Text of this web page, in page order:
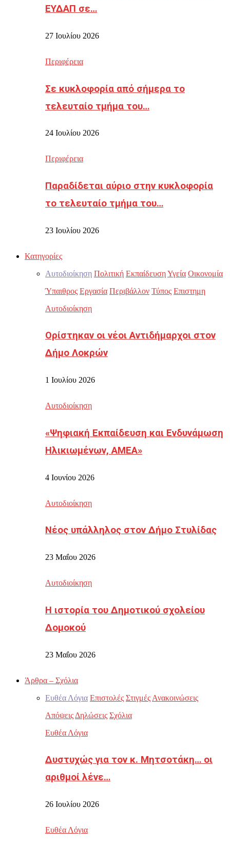
ΕΥΔΑΠ σε…
27 Ιουλίου 2026
Περιφέρεια
Σε κυκλοφορία από σήμερα το
τελευταίο τμήμα του…
24 Ιουλίου 2026
Περιφέρεια
Παραδίδεται αύριο στην κυκλοφορία
το τελευταίο τμήμα του…
23 Ιουλίου 2026
Κατηγορίες
Αυτοδιοίκηση Πολιτική ΕκπαίδευσηΥγεία Οικονομία
Ύπαιθρος Εργασία Περιβάλλον Τύπος Επιστημη
Αυτοδιοίκηση
Ορίστηκαν οι νέοι Αντιδήμαρχοι στον
Δήμο Λοκρών
1 Ιουλίου 2026
Αυτοδιοίκηση
«Ψηφιακή Εκπαίδευση και Ενδυνάμωση
Ηλικιωμένων, ΑΜΕΑ»
4 Ιουνίου 2026
Αυτοδιοίκηση
Νέος υπάλληλος στον Δήμο Στυλίδας
23 Μαΐου 2026
Αυτοδιοίκηση
Η ιστορία του Δημοτικού σχολείου
Δομοκού
23 Μαΐου 2026
Άρθρα – Σχόλια
Ευθέα Λόγια Επιστολές Στιγμές Ανακοινώσεις
Απόψεις Δηλώσεις Σχόλια
Ευθέα Λόγια
Δυστυχώς για τον κ. Μητσοτάκη… οι
αριθμοί λένε…
26 Ιουλίου 2026
Ευθέα Λόγια